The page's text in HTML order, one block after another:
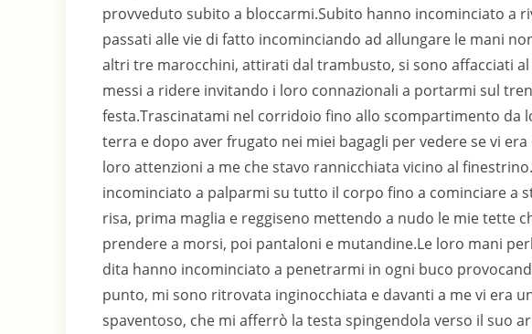
provveduto subito a bloccarmi.Subito hanno incominciato a
passati alle vie di fatto incominciando ad allungare le mani
altri tre marocchini, attirati dal trambusto, si sono affacciati
messi a ridere invitando i loro connazionali a portarmi sul
festa.Trascinatami nel corridoio fino allo scompartimento da
terra e dopo aver frugato nei miei bagagli per vedere se vi
loro attenzioni a me che stavo rannicchiata vicino al
incominciato a palparmi su tutto il corpo fino a cominciare a
risa, prima maglia e reggiseno mettendo a nudo le mie tette
prendere a morsi, poi pantaloni e mutandine.Le loro mani
dita hanno incominciato a penetrarmi in ogni buco
punto, mi sono ritrovata inginocchiata e davanti a me vi era
spaventoso, che mi afferrò la testa spingendola verso il suo